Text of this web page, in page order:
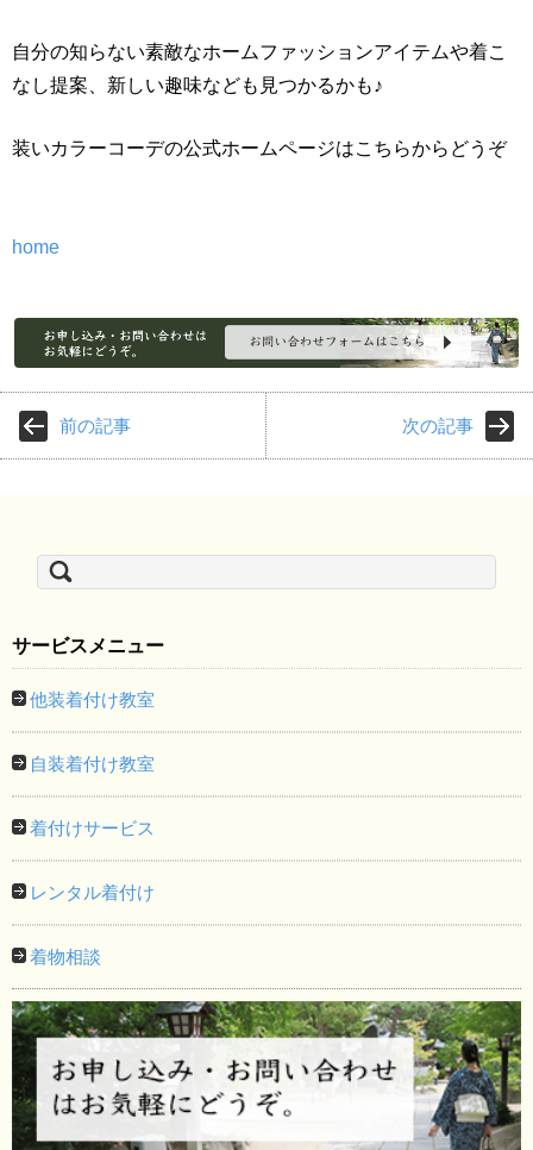
自分の知らない素敵なホームファッションアイテムや着こ
なし提案、新しい趣味なども見つかるかも♪
装いカラーコーデの公式ホームページはこちらからどうぞ
home
前の記事 次の記事
索:
サービスメニュー
他装着付け教室
自装着付け教室
着付けサービス
レンタル着付け
着物相談